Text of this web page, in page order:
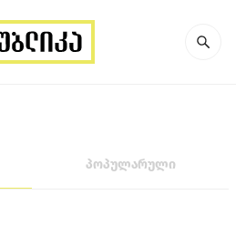
პოპულარული